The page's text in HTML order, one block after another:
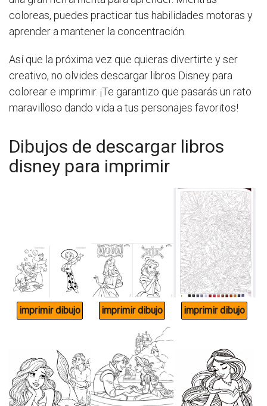
coloreas, puedes practicar tus habilidades motoras y
aprender a mantener la concentración.
Así que la próxima vez que quieras divertirte y ser
creativo, no olvides descargar libros Disney para
colorear e imprimir. ¡Te garantizo que pasarás un rato
maravilloso dando vida a tus personajes favoritos!
Dibujos de descargar libros
disney para imprimir